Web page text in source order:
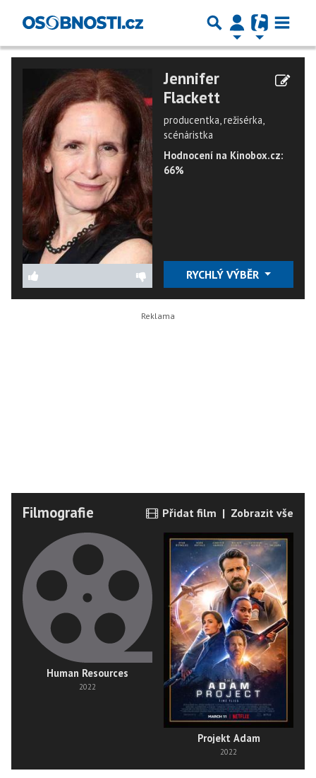
Jennifer
Flackett
producentka, režisérka,
scénáristka
Hodnocení na Kinobox.cz:
66%
RYCHLÝ VÝBĚR
Filmografie Přidat film | Zobrazit vše
Human Resources
2022
Projekt Adam
2022